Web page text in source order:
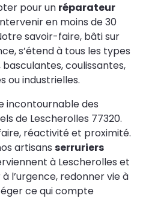
pour un réparateur
en moins de 30
savoir-faire, bâti sur
s’étend à tous les types
coulissantes,
ou industrielles.
incontournable des
de Lescherolles 77320.
réactivité et proximité.
artisans serruriers
à Lescherolles et
l’urgence, redonner vie à
ce qui compte